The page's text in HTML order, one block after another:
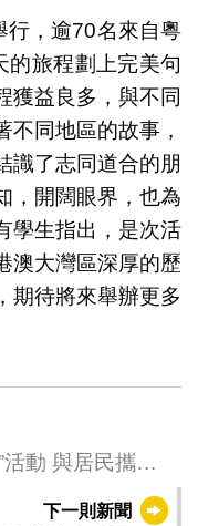
行，逾70名來自粵
的旅程劃上完美句
獲益良多，與不同
同地區的故事，
識了志同道合的朋
，開闊眼界，也為
學生指出，是次活
澳大灣區深厚的歷
期待將來舉辦更多
攜手
下一則新聞